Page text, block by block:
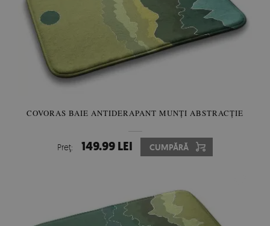
COVORAS BAIE ANTIDERAPANT MUNȚI ABSTRACȚIE
Preţ: 149.99 LEI CUMPĂRĂ